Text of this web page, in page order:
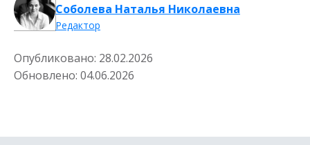
Соболева Наталья Николаевна
Редактор
Опубликовано: 28.02.2026
Обновлено: 04.06.2026